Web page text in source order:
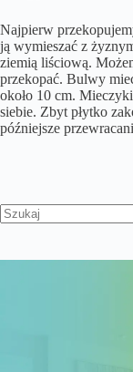
Najpierw
ją wymieszać z
ziemią liściową.
przekopać. Bulwy
około 10 cm.
siebie. Zbyt płytko
późniejsze